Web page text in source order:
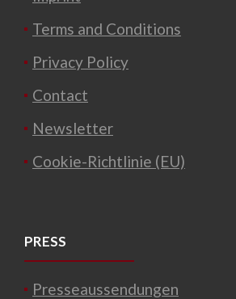
Terms and Conditions
Privacy Policy
Contact
Newsletter
Cookie-Richtlinie (EU)
PRESS
Presseaussendungen